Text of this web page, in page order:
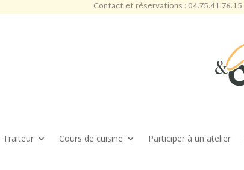
Contact et réservations : 04.75.41.76.15
Traiteur Cours de cuisine Participer à un atelier